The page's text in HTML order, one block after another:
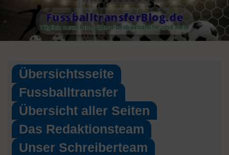
to
content
FussballtransferBlog.de
Täglich neue Infos über Fussballtransfer und mehr
Übersichtsseite
Fussballtransfer
Übersicht aller Seiten
Das Redaktionsteam
Unser Schreiberteam